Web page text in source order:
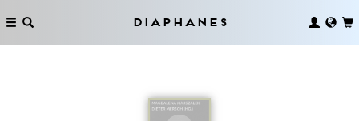
Diaphanes